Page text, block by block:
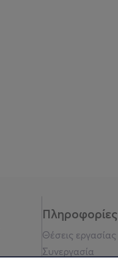
Πληροφορίες
Θέσεις εργασίας
Συνεργασία